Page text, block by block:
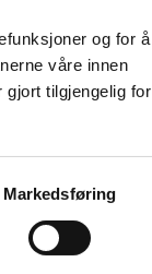
og for å
våre innen
gjort tilgjengelig for
Markedsføring
de for